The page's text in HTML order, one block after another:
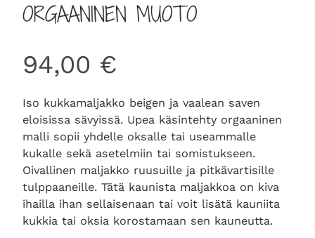
ORGAANINEN MUOTO
94,00 €
Iso kukkamaljakko beigen ja vaalean saven
eloisissa sävyissä. Upea käsintehty orgaaninen
malli sopii yhdelle oksalle tai useammalle
kukalle sekä asetelmiin tai somistukseen.
Oivallinen maljakko ruusuille ja pitkävartisille
tulppaaneille. Tätä kaunista maljakkoa on kiva
ihailla ihan sellaisenaan tai voit lisätä kauniita
kukkia tai oksia korostamaan sen kauneutta.